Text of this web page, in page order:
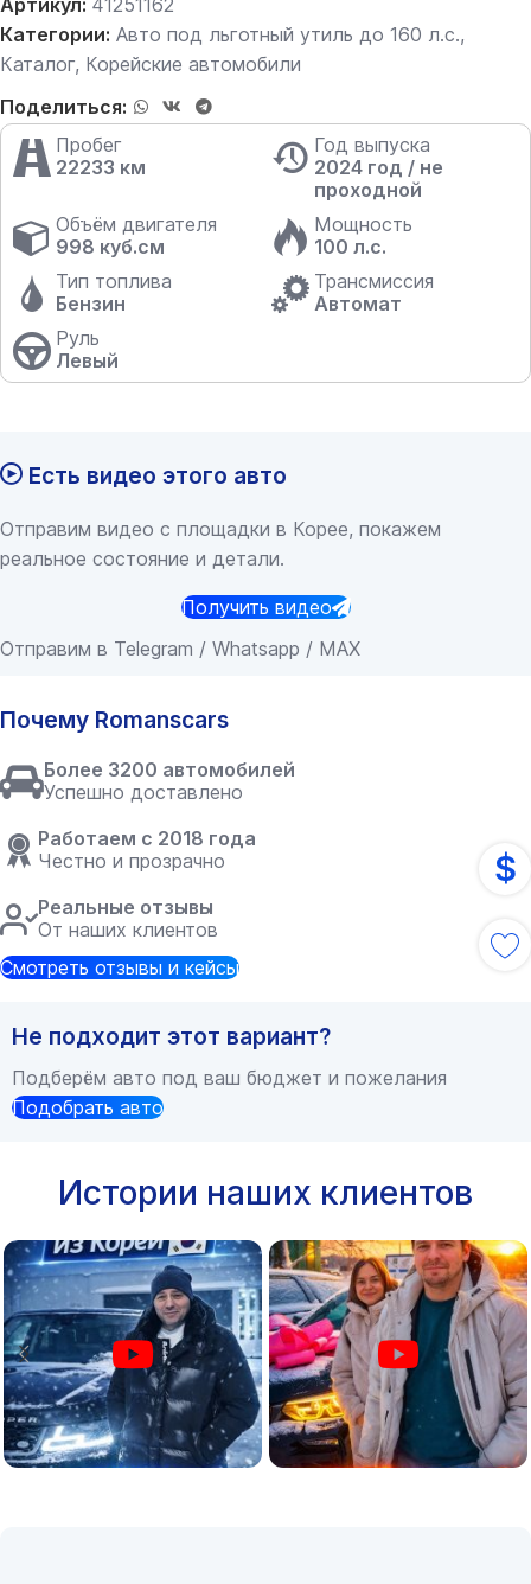
Артикул: 41251162
Категории: Авто под льготный утиль до 160 л.с.,
Каталог, Корейские автомобили
Поделиться:
Пробег
22233 км
Год выпуска
2024 год / не
проходной
Объём двигателя
998 куб.см
Мощность
100 л.с.
Тип топлива
Бензин
Трансмиссия
Автомат
Руль
Левый
Есть видео этого авто
Отправим видео с площадки в Корее, покажем
реальное состояние и детали.
Получить видео
Отправим в Telegram / Whatsapp / MAX
Почему Romanscars
Более 3200 автомобилей
Успешно доставлено
Работаем с 2018 года
Честно и прозрачно
Реальные отзывы
От наших клиентов
Смотреть отзывы и кейсы
Не подходит этот вариант?
Подберём авто под ваш бюджет и пожелания
Подобрать авто
Истории наших клиентов
$